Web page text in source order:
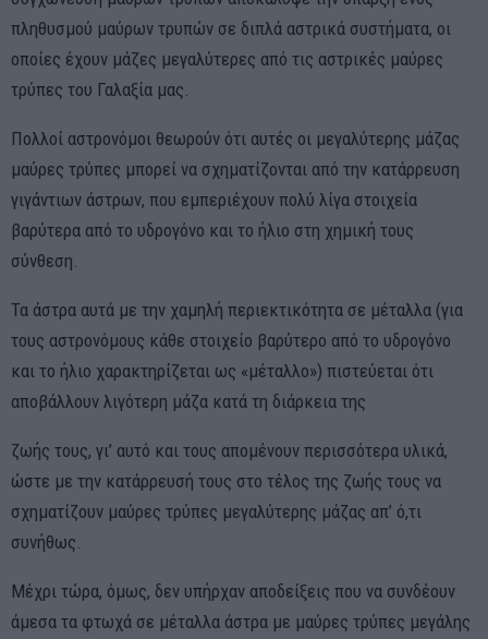
πληθυσμού μαύρων τρυπών σε διπλά αστρικά συστήματα, οι
οποίες έχουν μάζες μεγαλύτερες από τις αστρικές μαύρες
τρύπες του Γαλαξία μας.
Πολλοί αστρονόμοι θεωρούν ότι αυτές οι μεγαλύτερης μάζας
μαύρες τρύπες μπορεί να σχηματίζονται από την κατάρρευση
γιγάντιων άστρων, που εμπεριέχουν πολύ λίγα στοιχεία
βαρύτερα από το υδρογόνο και το ήλιο στη χημική τους
σύνθεση.
Τα άστρα αυτά με την χαμηλή περιεκτικότητα σε μέταλλα (για
τους αστρονόμους κάθε στοιχείο βαρύτερο από το υδρογόνο
και το ήλιο χαρακτηρίζεται ως «μέταλλο») πιστεύεται ότι
αποβάλλουν λιγότερη μάζα κατά τη διάρκεια της
ζωής τους, γι’ αυτό και τους απομένουν περισσότερα υλικά,
ώστε με την κατάρρευσή τους στο τέλος της ζωής τους να
σχηματίζουν μαύρες τρύπες μεγαλύτερης μάζας απ’ ό,τι
συνήθως.
Μέχρι τώρα, όμως, δεν υπήρχαν αποδείξεις που να συνδέουν
άμεσα τα φτωχά σε μέταλλα άστρα με μαύρες τρύπες μεγάλης